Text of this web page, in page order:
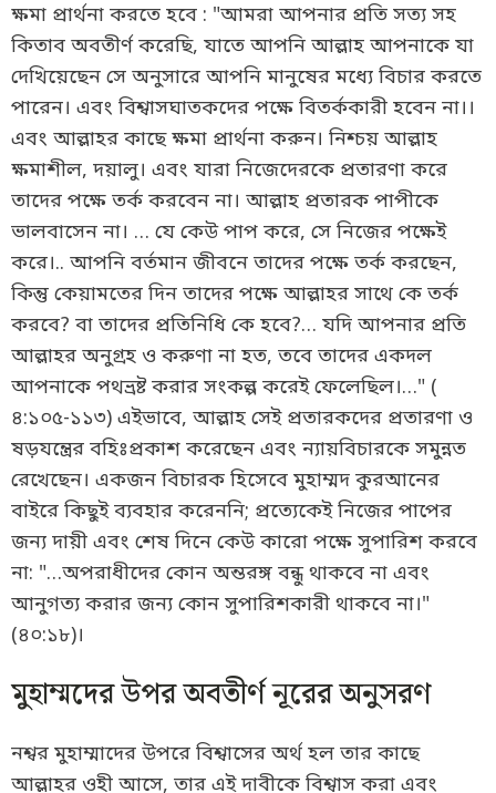
ক্ষমা প্রার্থনা করতে হবে : "আমরা আপনার প্রতি সত্য সহ
কিতাব অবতীর্ণ করেছি, যাতে আপনি আল্লাহ আপনাকে যা
দেখিয়েছেন সে অনুসারে আপনি মানুষের মধ্যে বিচার করতে
পারেন। এবং বিশ্বাসঘাতকদের পক্ষে বিতর্ককারী হবেন না।।
এবং আল্লাহর কাছে ক্ষমা প্রার্থনা করুন। নিশ্চয় আল্লাহ
ক্ষমাশীল, দয়ালু। এবং যারা নিজেদেরকে প্রতারণা করে
তাদের পক্ষে তর্ক করবেন না। আল্লাহ প্রতারক পাপীকে
ভালবাসেন না। … যে কেউ পাপ করে, সে নিজের পক্ষেই
করে।.. আপনি বর্তমান জীবনে তাদের পক্ষে তর্ক করছেন,
কিন্তু কেয়ামতের দিন তাদের পক্ষে আল্লাহর সাথে কে তর্ক
করবে? বা তাদের প্রতিনিধি কে হবে?… যদি আপনার প্রতি
আল্লাহর অনুগ্রহ ও করুণা না হত, তবে তাদের একদল
আপনাকে পথভ্রষ্ট করার সংকল্প করেই ফেলেছিল।…" (
৪:১০৫-১১৩) এইভাবে, আল্লাহ সেই প্রতারকদের প্রতারণা ও
ষড়যন্ত্রের বহিঃপ্রকাশ করেছেন এবং ন্যায়বিচারকে সমুন্নত
রেখেছেন। একজন বিচারক হিসেবে মুহাম্মদ কুরআনের
বাইরে কিছুই ব্যবহার করেননি; প্রত্যেকেই নিজের পাপের
জন্য দায়ী এবং শেষ দিনে কেউ কারো পক্ষে সুপারিশ করবে
না: "…অপরাধীদের কোন অন্তরঙ্গ বন্ধু থাকবে না এবং
আনুগত্য করার জন্য কোন সুপারিশকারী থাকবে না।"
(৪০:১৮)।
মুহাম্মদের উপর অবতীর্ণ নূরের অনুসরণ
নশ্বর মুহাম্মাদের উপরে বিশ্বাসের অর্থ হল তার কাছে
আল্লাহর ওহী আসে, তার এই দাবীকে বিশ্বাস করা এবং